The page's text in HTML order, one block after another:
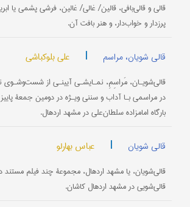
قالی و قالی‌بافی، قالین/ غالی/ غالین، فرشی پشمی یا
پرزدار و خواب‌دار، و هنر بافت آن.
قالی شویان، مراسم | علی بلوکباشی
قالی‌شویـان، مَراسِمِ، نمـایشـی آیینـی از
در مراسمی بـا آداب و سننی ویـژه در دومین جمعۀ
بارگاه امامزاده سلطان‌علی در مشهد اردهال.
قالی شویان | عباس بهارلو
قالی‌شویان، یا مشهد اردهال، مجموعۀ چند فیلم مستند
قالی‌شویی در مشهد اردهال کاشان.